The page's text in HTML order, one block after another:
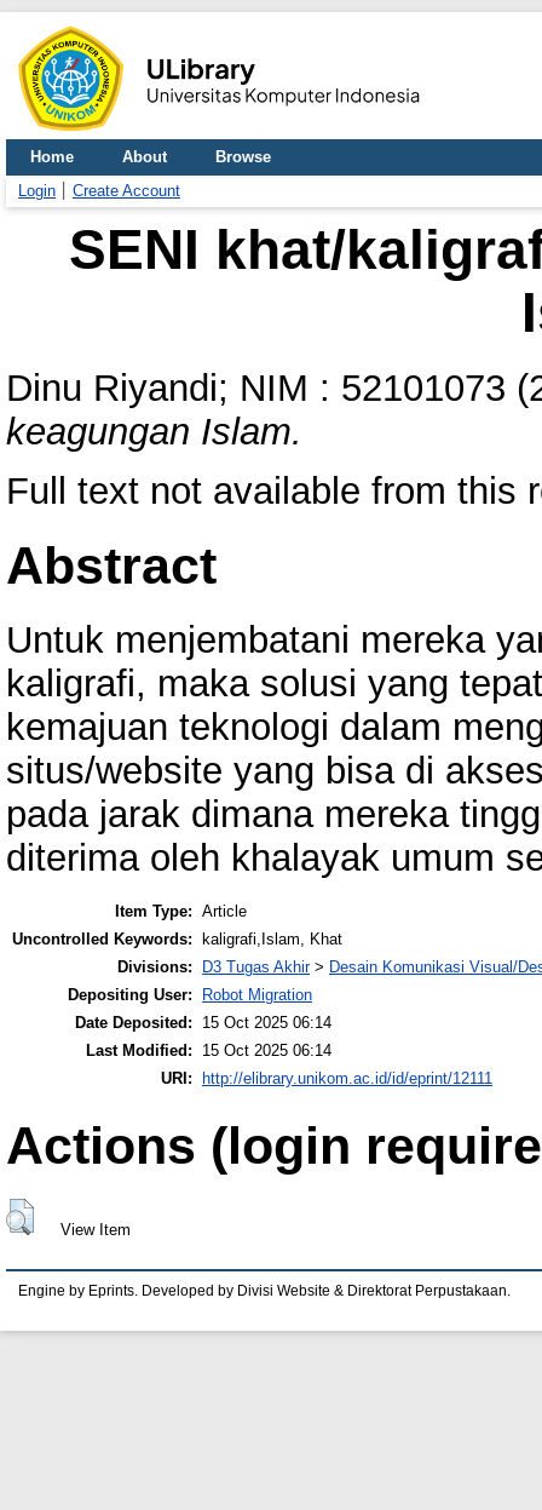
Home About
Browse
Login
Create Account
SENI khat/
Dinu Riyandi; NIM : 52101073
keagungan Islam.
Full text not available from this
Abstract
Untuk menjembatani mereka
kaligrafi, maka solusi yang
kemajuan teknologi dalam
situs/website yang bisa di
pada jarak dimana mereka
diterima oleh khalayak umum
Item Type: Article
Uncontrolled Keywords: kaligrafi,Islam, Khat
Divisions:
D3 Tugas Akhir> Desain Komunikasi Visual/
Depositing User:
Robot Migration
Date Deposited:
15 Oct 2025 06:14
Last Modified:
15 Oct 2025 06:14
URI: http://elibrary.unikom.ac.id/id/eprint/12111
Actions (login
View Item
Engine by Eprints. Developed by Divisi Website & Direktorat Perpustakaan.